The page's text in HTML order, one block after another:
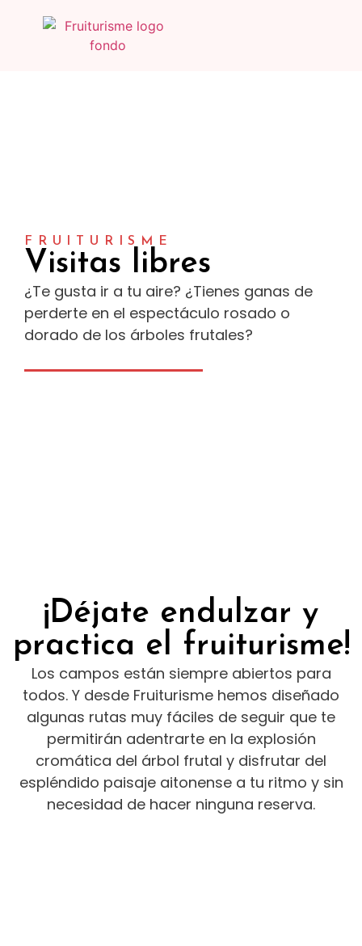
FRUITURISME
Visitas libres
¿Te gusta ir a tu aire? ¿Tienes ganas de
perderte en el espectáculo rosado o
dorado de los árboles frutales?
¡Déjate endulzar y
practica el fruiturisme!
Los campos están siempre abiertos para
todos. Y desde Fruiturisme hemos diseñado
algunas rutas muy fáciles de seguir que te
permitirán adentrarte en la explosión
cromática del árbol frutal y disfrutar del
espléndido paisaje aitonense a tu ritmo y sin
necesidad de hacer ninguna reserva.